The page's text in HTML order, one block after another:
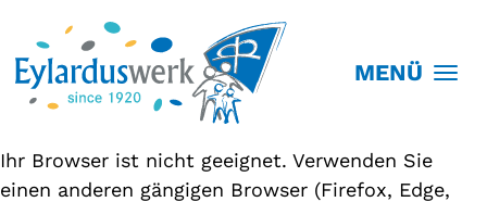
MENÜ
Ihr Browser ist nicht geeignet. Verwenden Sie
einen anderen gängigen Browser (Firefox, Edge,